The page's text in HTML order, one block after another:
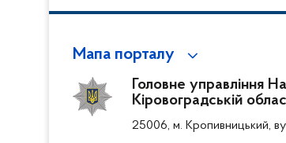
Мапа порталу
Головне управління
Кіровоградській
25006, м. Кропивницький,